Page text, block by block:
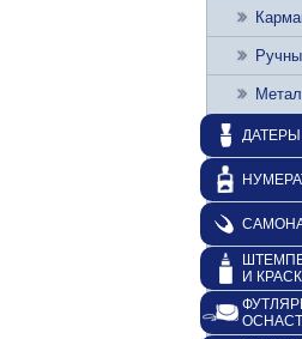
ДАТЕРЫ
И